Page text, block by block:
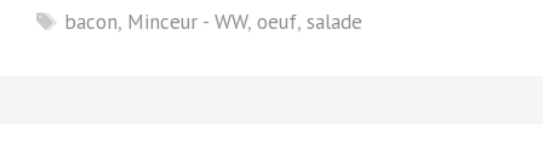
Étiquettes
bacon, Minceur - WW,oeuf,salade